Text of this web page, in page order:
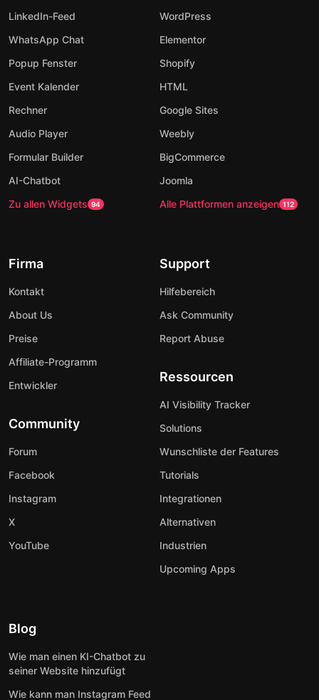
LinkedIn-Feed
WhatsApp Chat
Popup Fenster
Event Kalender
Rechner
Audio Player
Formular Builder
AI-Chatbot
Zu allen Widgets 94
WordPress
Elementor
Shopify
HTML
Google Sites
Weebly
BigCommerce
Joomla
Alle Plattformen anzeigen 112
Firma
Kontakt
About Us
Preise
Affiliate-Programm
Entwickler
Community
Forum
Facebook
Instagram
X
YouTube
Support
Hilfebereich
Ask Community
Report Abuse
Ressourcen
AI Visibility Tracker
Solutions
Wunschliste der Features
Tutorials
Integrationen
Alternativen
Industrien
Upcoming Apps
Blog
Wie man einen KI-Chatbot zu
seiner Website hinzufügt
Wie kann man Instagram Feed